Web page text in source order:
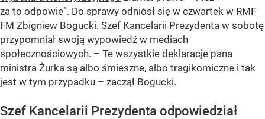
za to odpowie”. Do sprawy odniósł się w czwartek w RMF
FM Zbigniew Bogucki. Szef Kancelarii Prezydenta w sobotę
przypomniał swoją wypowiedź w mediach
społecznościowych. – Te wszystkie deklaracje pana
ministra Żurka są albo śmieszne, albo tragikomiczne i tak
jest w tym przypadku – zaczął Bogucki.
Szef Kancelarii Prezydenta odpowiedział